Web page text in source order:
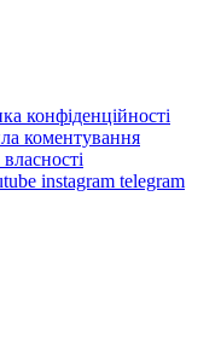
конфіденційності
коментування
instagram telegram